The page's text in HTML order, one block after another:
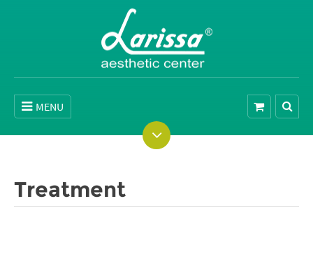
MENU
Treatment